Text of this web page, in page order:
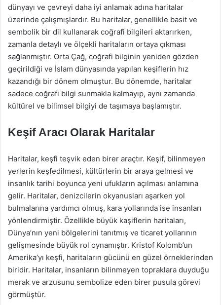
dünyayı ve çevreyi daha iyi anlamak adına haritalar
üzerinde çalışmışlardır. Bu haritalar, genellikle basit ve
sembolik bir dil kullanarak coğrafi bilgileri aktarırken,
zamanla detaylı ve ölçekli haritaların ortaya çıkması
sağlanmıştır. Orta Çağ, coğrafi bilginin yeniden gözden
geçirildiği ve İslam dünyasında yapılan keşiflerin hız
kazandığı bir dönem olmuştur. Bu dönemde, haritalar
sadece coğrafi bilgi sunmakla kalmayıp, aynı zamanda
kültürel ve bilimsel bilgiyi de taşımaya başlamıştır.
Keşif Aracı Olarak Haritalar
Haritalar, keşfi teşvik eden birer araçtır. Keşif, bilinmeyen
yerlerin keşfedilmesi, kültürlerin bir araya gelmesi ve
insanlık tarihi boyunca yeni ufukların açılması anlamına
gelir. Haritalar, denizcilerin okyanusları aşarken yol
bulmalarına yardımcı olmuş, kara yollarında ise insanları
yönlendirmiştir. Özellikle büyük kaşiflerin haritaları,
Dünya’nın yeni bölgelerini tanıtmış ve ticaret yollarının
gelişmesinde büyük rol oynamıştır. Kristof Kolomb’un
Amerika’yı keşfi, haritaların gücünü en güzel örneklerinden
biridir. Haritalar, insanların bilinmeyen topraklara duyduğu
merak ve arzusunu sembolize eden birer pusula görevi
görmüştür.